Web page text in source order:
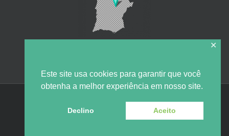
Este site usa cookies para garantir que você
obtenha a melhor experiência em nosso site.
Declino Aceito
✕